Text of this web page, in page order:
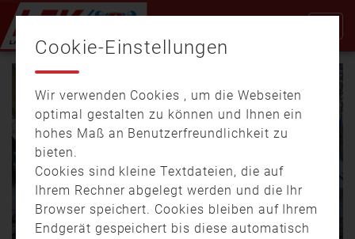
Video
Cookie-Einstellungen
Wir verwenden Cookies , um die Webseiten
optimal gestalten zu können und Ihnen ein
hohes Maß an Benutzerfreundlichkeit zu
bieten.
Cookies sind kleine Textdateien, die auf
Ihrem Rechner abgelegt werden und die Ihr
Browser speichert. Cookies bleiben auf Ihrem
Endgerät gespeichert bis diese automatisch